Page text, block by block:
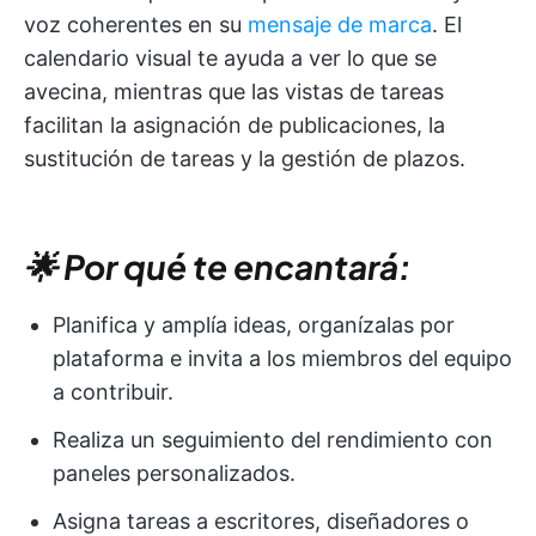
voz coherentes en su mensaje de marca. El
calendario visual te ayuda a ver lo que se
avecina, mientras que las vistas de tareas
facilitan la asignación de publicaciones, la
sustitución de tareas y la gestión de plazos.
🌟 Por qué te encantará:
Planifica y amplía ideas, organízalas por
plataforma e invita a los miembros del equipo
a contribuir.
Realiza un seguimiento del rendimiento con
paneles personalizados.
Asigna tareas a escritores, diseñadores o